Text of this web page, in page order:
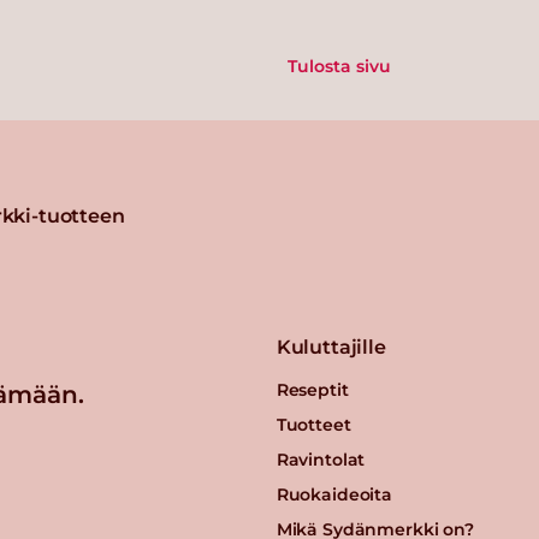
Tulosta sivu
tuotteen
Kuluttajille
Reseptit
Tuotteet
Ravintolat
Ruokaideoita
Mikä Sydänmerkki on?